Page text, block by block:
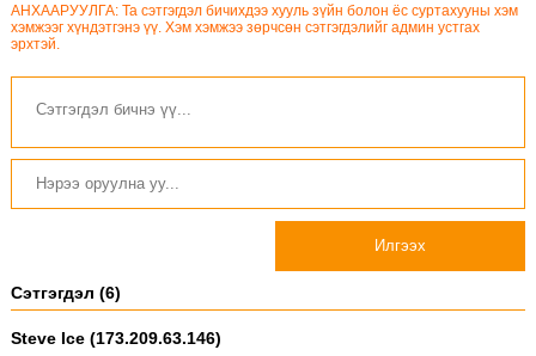
АНХААРУУЛГА: Та сэтгэгдэл бичихдээ хууль зүйн болон ёс суртахууны хэм
хэмжээг хүндэтгэнэ үү. Хэм хэмжээ зөрчсөн сэтгэгдэлийг админ устгах
эрхтэй.
Илгээх
Сэтгэгдэл (6)
Steve Ice (173.209.63.146)